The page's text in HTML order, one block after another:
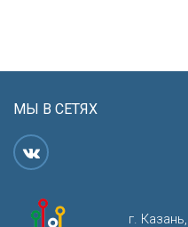
МЫ В СЕТЯХ
г.